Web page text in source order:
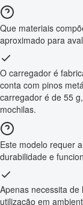
Que materiais
aproximado para
O carregador é
conta com pinos
carregador é de 55
mochilas.
Este modelo requer
durabilidade e
Apenas necessita
utilização em